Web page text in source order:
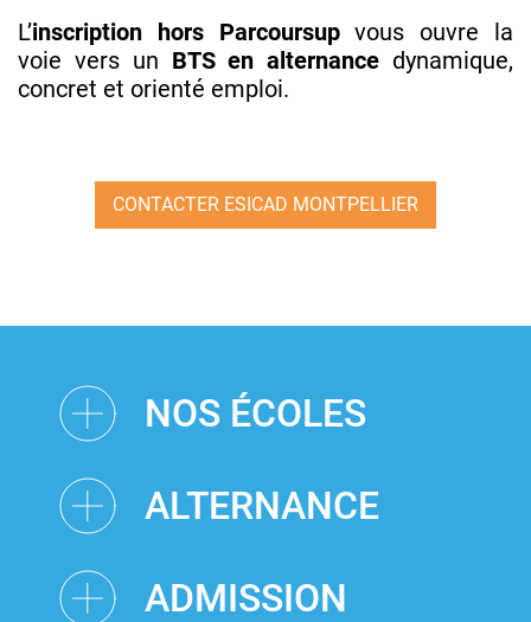
L’inscription hors Parcoursupvous ouvre la
voie vers un BTS en alternance dynamique,
concret et orienté emploi.
CONTACTER ESICAD MONTPELLIER
NOS ÉCOLES
ALTERNANCE
ADMISSION